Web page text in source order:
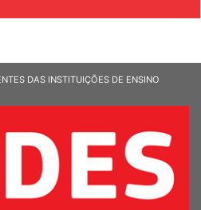
DAS INSTITUIÇÕES DE ENSINO